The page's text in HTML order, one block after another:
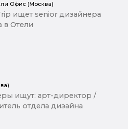
Офис (Москва)
ищет senior дизайнера
в Отели
ищут: арт-директор /
отдела дизайна